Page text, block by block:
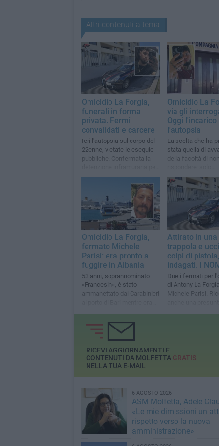
Altri contenuti a tema
Omicidio La Forgia,
funerali in forma
privata. Fermi
convalidati e carcere
Ieri l'autopsia sul corpo del
22enne, vietate le esequie
pubbliche. Confermata la
i principali indagati
Omicidio La
via gli
Oggi l'incarico
l'autopsia
La scelta che ha
stata quella di
della facoltà di non
Camporeale ha
dichiarazioni
Omicidio La Forgia,
fermato Michele
Parisi: era pronto a
fuggire in Albania
53 anni, soprannominato
«Francesin», è stato
ammanettato dai Carabinieri
Attirato in una
trappola e
colpi di
indagati. I
Due i fermati per
di Antony La
Michele Parisi.
RICEVI AGGIORNAMENTI E
CONTENUTI DA MOLFETTA GRATIS
NELLA TUA E-MAIL
6 AGOSTO 2026
ASM Molfetta, Adele
«Le mie dimissioni un
rispetto verso la nuova
amministrazione»